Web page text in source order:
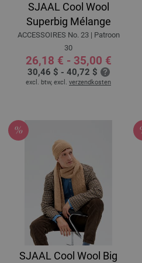
SJAAL Cool Wool
Superbig Mélange
ACCESSOIRES No. 23 | Patroon
30
26,18 € - 35,00 €
30,46 $ - 40,72 $
excl. btw, excl. verzendkosten
SJAAL Cool Wool Big